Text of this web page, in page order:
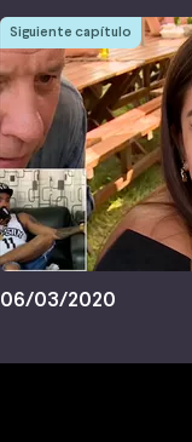
Siguiente capítulo
06/03/2020